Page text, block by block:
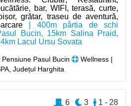
bar, WIFI, terasă, curte,
grătar, traseu de aventură,
| 400m pârtia de schi
Bucin, 15km Salina Praid,
Lacul Ursu Sovata
Pensiune Pasul Bucin
Wellness |
Județul Harghita
1 - 28
3
6